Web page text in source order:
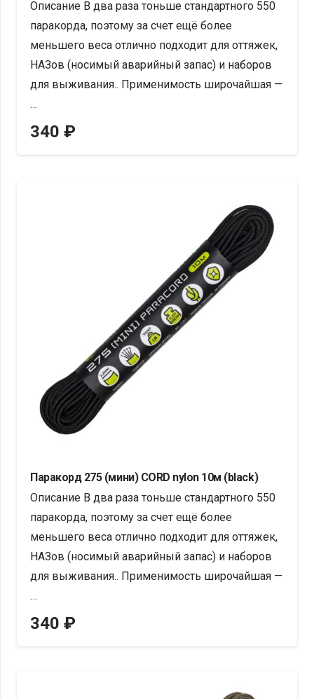
Описание В два раза тоньше стандартного 550
паракорда, поэтому за счет ещё более
меньшего веса отлично подходит для оттяжек,
НАЗов (носимый аварийный запас) и наборов
для выживания.. Применимость широчайшая —
…
340₽
Паракорд 275 (мини) CORD nylon 10м (black)
Описание В два раза тоньше стандартного 550
паракорда, поэтому за счет ещё более
меньшего веса отлично подходит для оттяжек,
НАЗов (носимый аварийный запас) и наборов
для выживания.. Применимость широчайшая —
…
340₽